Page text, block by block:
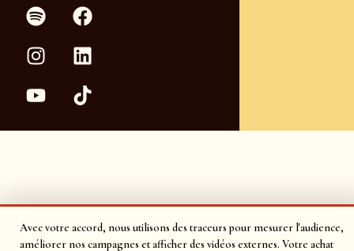
Avec votre accord, nous utilisons des traceurs pour mesurer l'audience,
améliorer nos campagnes et afficher des vidéos externes. Votre achat